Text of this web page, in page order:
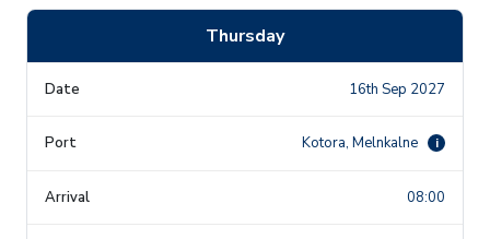
Thursday
16th Sep 2027
Kotora, Melnkalne i
08:00